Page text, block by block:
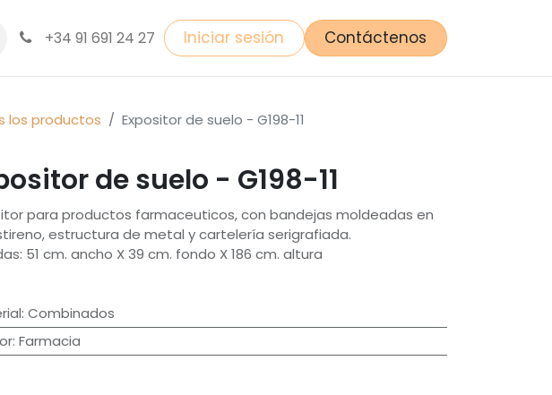
+34 91 691 24 27 Iniciar sesión Contáctenos
los productos Expositor de suelo - G198-11
de suelo - G198-11
para productos farmaceuticos, con bandejas moldeadas en
estructura de metal y cartelería serigrafiada.
51 cm. ancho X 39 cm. fondo X 186 cm. altura
: Combinados
: Farmacia